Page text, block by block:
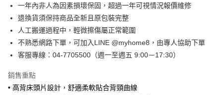
台灣樂天信用卡公司
大哥付你分期
相關說明
1.本服務由台灣大哥大提供，台灣大哥大用戶可立即使用無須另外申請。
2.付款方式選擇「大哥付你分期」，訂單成立後會自動跳轉到大哥付的交易
成交易。
4.訂單成立30分鐘內，如未前往確認交易或遇審核未通過，訂單將自動取
AFTEE先享後付
相關說明
AFTEE先享後付是「在收到商品之後才付款」的支付方式。 讓您購物簡單
便利好安心！
ATM付款
一年內非人為因素損壞保固，超過一年可視情況報價維修
退換貨須保持商品全新且原包裝完整
人工搬運過程中，輕微擦傷屬正常範圍
不熟悉網路下單，可加入LINE @myhome8，由專人協助下單
客服專線：04-7705500（週一至週五 9:00－17:30）
銷售重點
• 高背床頭片設計，舒適柔軟貼合背頸曲線